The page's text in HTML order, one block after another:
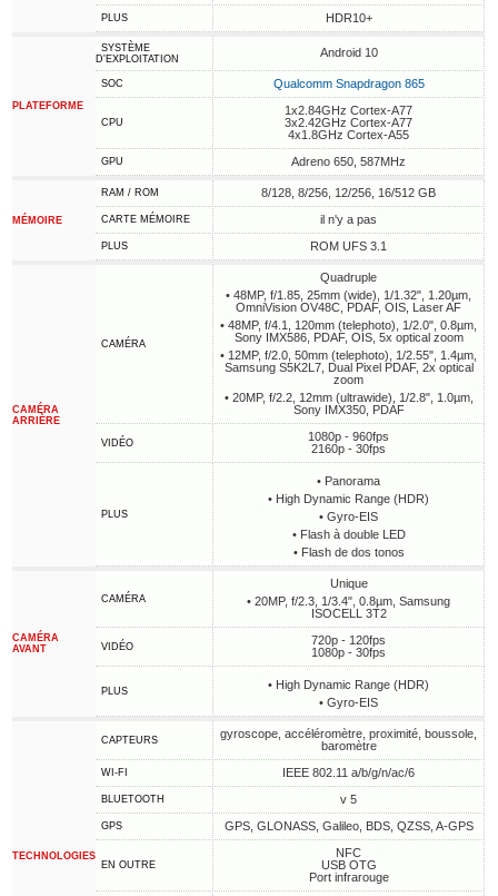
PLUS HDR10+
PLATEFORME
SYSTÈME
D'EXPLOITATION
Android 10
SOC Qualcomm Snapdragon 865
CPU
1x2.84GHz Cortex-A77
3x2.42GHz Cortex-A77
4x1.8GHz Cortex-A55
GPU Adreno 650, 587MHz
MÉMOIRE
RAM / ROM 8/128, 8/256, 12/256, 16/512 GB
CARTE MÉMOIRE il n'y a pas
PLUS ROM UFS 3.1
CAMÉRA
ARRIÈRE
CAMÉRA
Quadruple
• 48MP, f/1.85, 25mm (wide), 1/1.32", 1.20µm,
OmniVision OV48C, PDAF, OIS, Laser AF
• 48MP, f/4.1, 120mm (telephoto), 1/2.0", 0.8µm,
Sony IMX586, PDAF, OIS, 5x optical zoom
• 12MP, f/2.0, 50mm (telephoto), 1/2.55", 1.4µm,
Samsung S5K2L7, Dual Pixel PDAF, 2x optical
zoom
• 20MP, f/2.2, 12mm (ultrawide), 1/2.8", 1.0µm,
Sony IMX350, PDAF
VIDÉO
1080p - 960fps
2160p - 30fps
PLUS
• Panorama
• High Dynamic Range (HDR)
• Gyro-EIS
• Flash à double LED
• Flash de dos tonos
CAMÉRA
AVANT
CAMÉRA
Unique
• 20MP, f/2.3, 1/3.4", 0.8µm, Samsung
ISOCELL 3T2
VIDÉO
720p - 120fps
1080p - 30fps
PLUS
• High Dynamic Range (HDR)
• Gyro-EIS
TECHNOLOGIES
CAPTEURS
gyroscope, accéléromètre, proximité, boussole,
baromètre
WI-FI IEEE 802.11 a/b/g/n/ac/6
BLUETOOTH v 5
GPS GPS, GLONASS, Galileo, BDS, QZSS, A-GPS
EN OUTRE
NFC
USB OTG
Port infrarouge